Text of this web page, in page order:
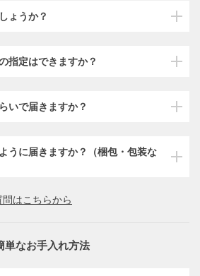
ょうか？
指定はできますか？
いで届きますか？
うに届きますか？（梱包・包装な
はこちらから
単なお手入れ方法